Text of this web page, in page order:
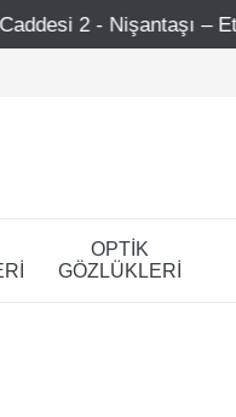
– Etiler – Ataşehir
OPTİK
GÖZLÜKLERİ